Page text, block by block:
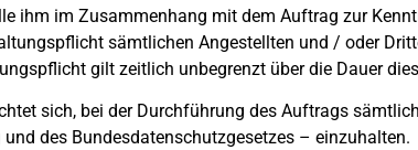
ihm im Zusammenhang mit dem Auftrag zur
sämtlichen Angestellten und / oder
gilt zeitlich unbegrenzt über die Dauer
sich, bei der Durchführung des Auftrags
des Bundesdatenschutzgesetzes – einzuhalten.